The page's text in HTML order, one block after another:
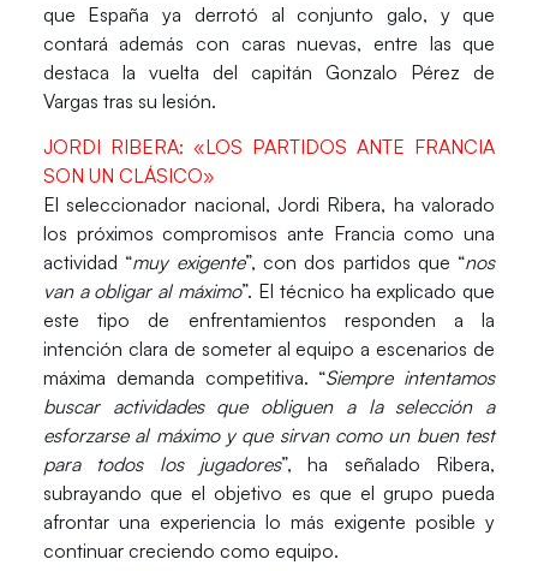
que España ya derrotó al conjunto galo, y que
contará además con caras nuevas, entre las que
destaca la vuelta del capitánGonzalo Pérez de
Vargas tras su lesión.
JORDI RIBERA: «LOS PARTIDOS ANTE FRANCIA
SON UN CLÁSICO»
El seleccionador nacional, Jordi Ribera, ha valorado
los próximos compromisos ante Francia como una
actividad “muy exigente”, con dos partidos que “nos
van a obligar al máximo”. El técnico ha explicado que
este tipo de enfrentamientos responden a la
intención clara de someter al equipo a escenarios de
máxima demanda competitiva. “Siempre intentamos
buscar actividades que obliguen a la selección a
esforzarse al máximo y que sirvan como un buen test
para todos los jugadores”, ha señalado Ribera,
subrayando que el objetivo es que el grupo pueda
afrontar una experiencia lo más exigente posible y
continuar creciendo como equipo.